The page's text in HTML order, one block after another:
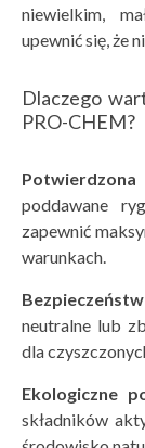
niewielkim,
upewnić się, że
Dlaczego
PRO-CHEM?
Potwierdzona
poddawane
zapewnić
warunkach.
neutralne lub
dla
Ekologiczne
składników